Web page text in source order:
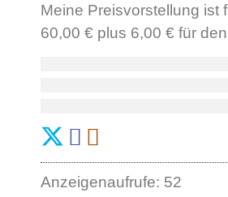
Meine Preisvorstellung ist
60,00 € plus 6,00 € für
Anzeigenaufrufe: 52